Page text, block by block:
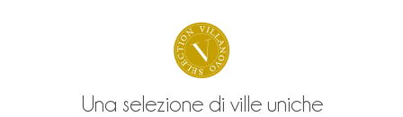
Una selezione di ville uniche